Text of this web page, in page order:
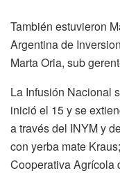
También estuvieron
Argentina de
Marta Oria, sub
La Infusión Nacional
inició el 15 y se
a través del INYM y
con yerba mate
Cooperativa Agrícola